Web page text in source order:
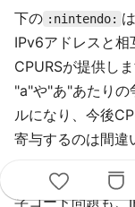
下の :nintendo:
IPv6アドレスと相
CPURSが提供しま
"a"や"あ"あたり
ルになり、今後
寄与するのは間違
128ビット
字コード問題も、